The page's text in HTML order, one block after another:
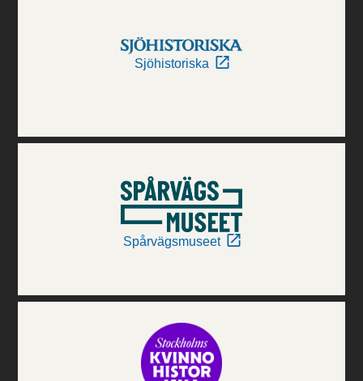
Sjöhistoriska
Spårvägsmuseet